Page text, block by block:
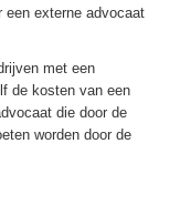
een externe advocaat
met een
de kosten van een
die door de
worden door de